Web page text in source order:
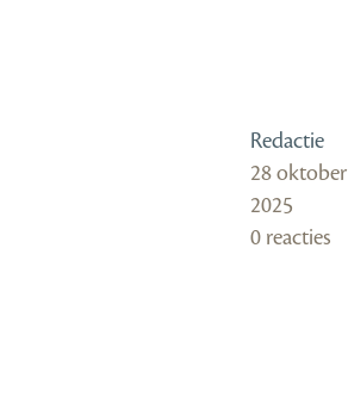
Redactie
28 oktober
2025
0 reacties